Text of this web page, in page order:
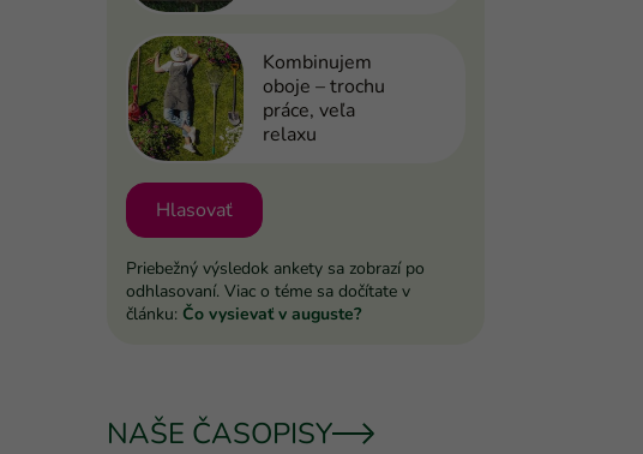
Kombinujem
oboje – trochu
práce, veľa
relaxu
Hlasovať
Priebežný výsledok ankety sa zobrazí po
odhlasovaní. Viac o téme sa dočítate v
článku: Čo vysievať v auguste?
NAŠE ČASOPISY